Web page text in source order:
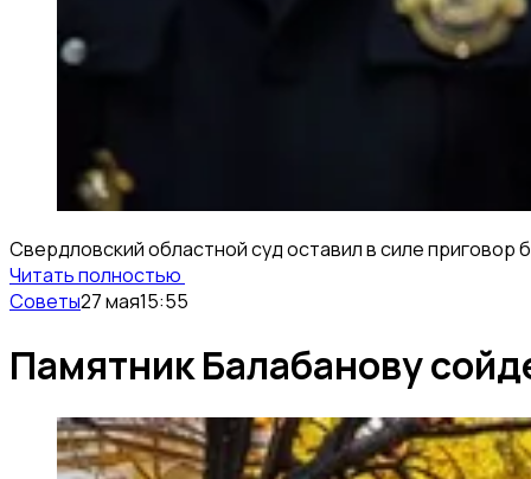
Свердловский областной суд оставил в силе
Читать полностью
Советы27 мая15:55
Памятник Балабанову